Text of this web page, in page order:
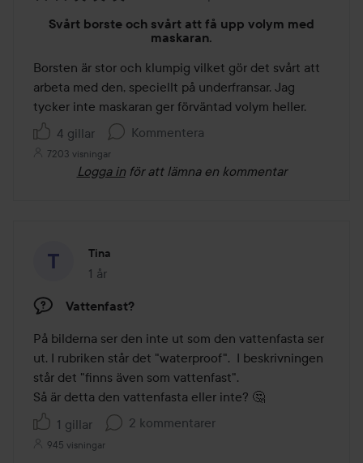
5
Svårt borste och svårt att få upp volym med
maskaran.
Borsten är stor och klumpig vilket gör det svårt att
arbeta med den, speciellt på underfransar. Jag
tycker inte maskaran ger förväntad volym heller.
4 gillar
Kommentera
7203 visningar
Logga in för att lämna en kommentar
Tina
1 år
Inlägget skapades 1 år
Vattenfast?
På bilderna ser den inte ut som den vattenfasta ser
ut. I rubriken står det "waterproof".  I beskrivningen
står det "finns även som vattenfast".
Så är detta den vattenfasta eller inte? 🤔
1 gillar
2 kommentarer
945 visningar